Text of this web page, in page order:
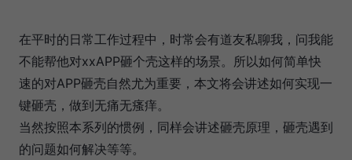
在平时的日常工作过程中，时常会有道友私聊我，问我能
不能帮他对xxAPP砸个壳这样的场景。所以如何简单快
速的对APP砸壳自然尤为重要，本文将会讲述如何实现一
键砸壳，做到无痛无瘙痒。
当然按照本系列的惯例，同样会讲述砸壳原理，砸壳遇到
的问题如何解决等等。